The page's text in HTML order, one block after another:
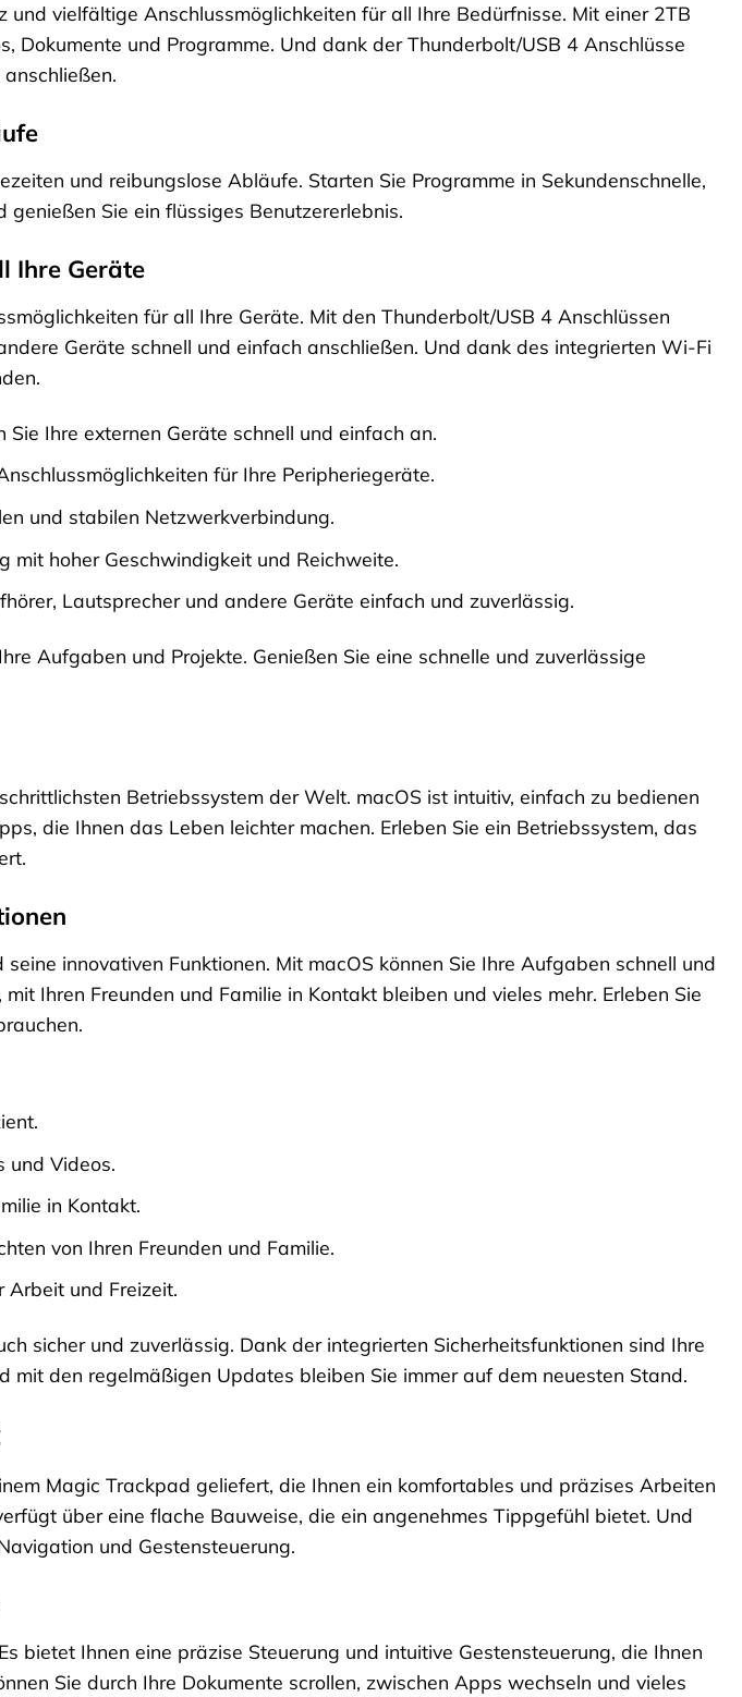
vielfältige Anschlussmöglichkeiten für all Ihre Bedürfnisse. Mit einer 2TB
Dokumente und Programme. Und dank der Thunderbolt/USB 4 Anschlüsse
und reibungslose Abläufe. Starten Sie Programme in Sekundenschnelle,
Sie ein flüssiges Benutzererlebnis.
Ihre Geräte
für all Ihre Geräte. Mit den Thunderbolt/USB 4 Anschlüssen
Geräte schnell und einfach anschließen. Und dank des integrierten Wi-Fi
Sie Ihre externen Geräte schnell und einfach an.
für Ihre Peripheriegeräte.
und stabilen Netzwerkverbindung.
mit hoher Geschwindigkeit und Reichweite.
Lautsprecher und andere Geräte einfach und zuverlässig.
Aufgaben und Projekte. Genießen Sie eine schnelle und zuverlässige
Betriebssystem der Welt. macOS ist intuitiv, einfach zu bedienen
die Ihnen das Leben leichter machen. Erleben Sie ein Betriebssystem, das
innovativen Funktionen. Mit macOS können Sie Ihre Aufgaben schnell und
Ihren Freunden und Familie in Kontakt bleiben und vieles mehr. Erleben Sie
und Videos.
in Kontakt.
von Ihren Freunden und Familie.
Arbeit und Freizeit.
sicher und zuverlässig. Dank der integrierten Sicherheitsfunktionen sind Ihre
mit den regelmäßigen Updates bleiben Sie immer auf dem neuesten Stand.
Magic Trackpad geliefert, die Ihnen ein komfortables und präzises Arbeiten
über eine flache Bauweise, die ein angenehmes Tippgefühl bietet. Und
und Gestensteuerung.
bietet Ihnen eine präzise Steuerung und intuitive Gestensteuerung, die Ihnen
Sie durch Ihre Dokumente scrollen, zwischen Apps wechseln und vieles